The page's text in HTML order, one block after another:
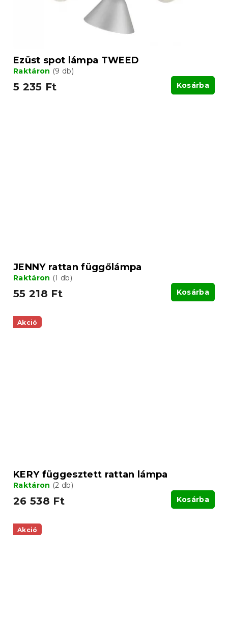
Ezüst spot lámpa TWEED
Raktáron (9 db)
5 235 Ft Kosárba
JENNY rattan függőlámpa
Raktáron (1 db)
55 218 Ft Kosárba
Akció
KERY függesztett rattan lámpa
Raktáron (2 db)
26 538 Ft Kosárba
Akció